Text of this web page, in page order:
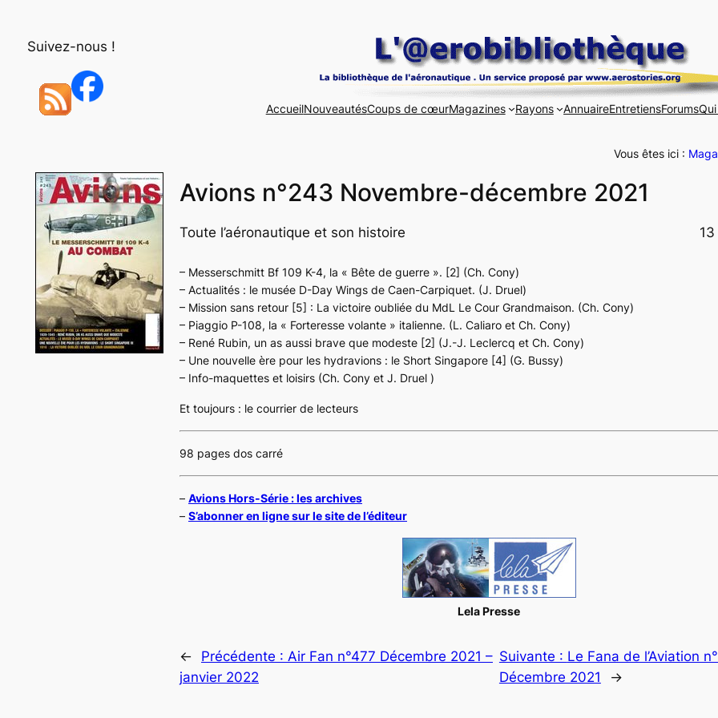
Suivez-nous !
AccueilNouveautésCoups de cœurMagazines Rayons AnnuaireEntretiensForums
Vous êtes ici :
Avions n°243 Novembre-décembre 2021
Toute l’aéronautique et son histoire
– Messerschmitt Bf 109 K-4, la « Bête de guerre ». [2] (Ch. Cony)
– Actualités : le musée D-Day Wings de Caen-Carpiquet. (J. Druel)
– Mission sans retour [5] : La victoire oubliée du MdL Le Cour Grandmaison. (Ch. Cony)
– Piaggio P-108, la « Forteresse volante » italienne. (L. Caliaro et Ch. Cony)
– René Rubin, un as aussi brave que modeste [2] (J.-J. Leclercq et Ch. Cony)
– Une nouvelle ère pour les hydravions : le Short Singapore [4] (G. Bussy)
– Info-maquettes et loisirs (Ch. Cony et J. Druel )
Et toujours : le courrier de lecteurs
98 pages dos carré
– Avions Hors-Série : les archives
– S’abonner en ligne sur le site de l’éditeur
Lela Presse
← Précédente : Air Fan n°477 Décembre 2021 –
janvier 2022
Suivante : Le Fana de l’Aviation
Décembre 2021
→